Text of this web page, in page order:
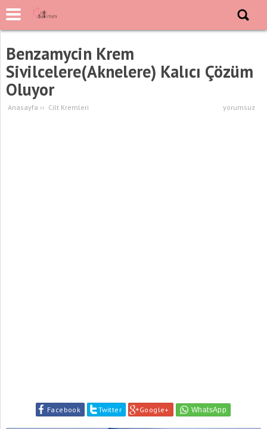
Benzamycin Krem
Sivilcelere(Aknelere) Kalıcı Çözüm
Oluyor
Anasayfa ›› Cilt Kremleri yorumsuz
Facebook Twitter Google+